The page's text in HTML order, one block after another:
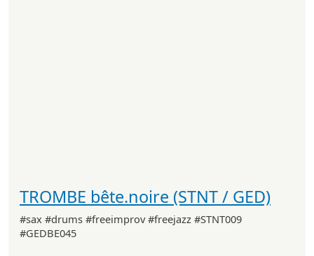
TROMBE bête.noire (STNT / GED)
#sax #drums #freeimprov #freejazz #STNT009
#GEDBE045